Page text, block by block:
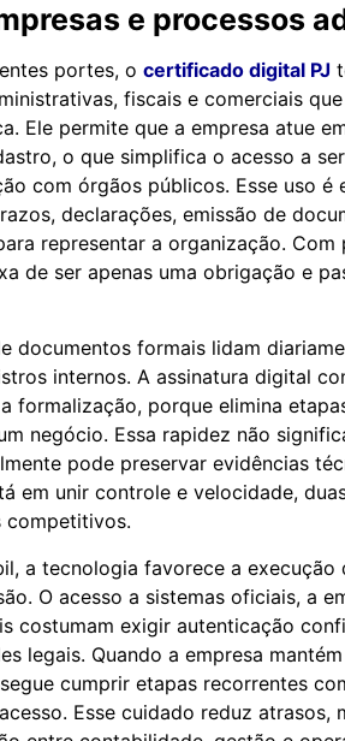
e processos
portes, o certificado digital PJ
fiscais e comerciais
Ele permite que a empresa atue
o que simplifica o acesso a
com órgãos públicos. Esse uso é
declarações, emissão de
representar a organização.
de ser apenas uma obrigação e
documentos formais lidam
internos. A assinatura digital
formalização, porque elimina
negócio. Essa rapidez não
pode preservar evidências
em unir controle e velocidade,
competitivos.
a tecnologia favorece a
O acesso a sistemas oficiais, a
costumam exigir autenticação
legais. Quando a empresa
cumprir etapas recorrentes
Esse cuidado reduz atrasos,